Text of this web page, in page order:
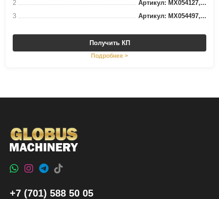
2
Артикул: MX054127,...
3
Артикул: MX054497,...
Получить КП
Подробнее >
+7 (701) 588 50 05